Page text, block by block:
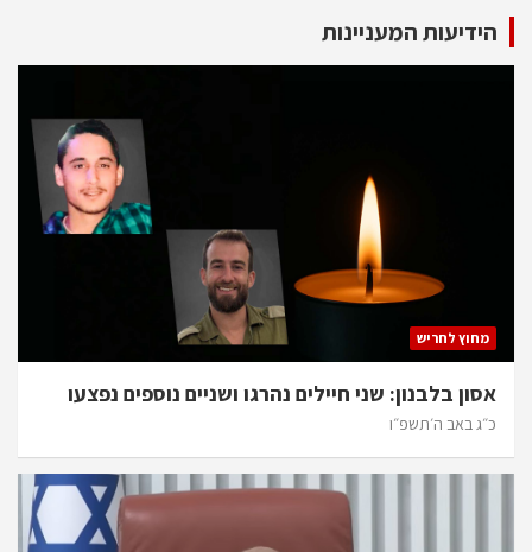
הידיעות המעניינות
מחוץ לחריש
אסון בלבנון: שני חיילים נהרגו ושניים נוספים נפצעו
כ״ג באב ה׳תשפ״ו